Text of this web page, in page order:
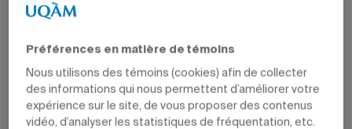
14 novembre 2018 à 10 h 11
Mis à jour le 26 janvier 2024 à 12 h 02
Préférences en matière de témoins
Nous utilisons des témoins (cookies) afin de collecter
des informations qui nous permettent d’améliorer votre
expérience sur le site, de vous proposer des contenus
vidéo, d’analyser les statistiques de fréquentation, etc.